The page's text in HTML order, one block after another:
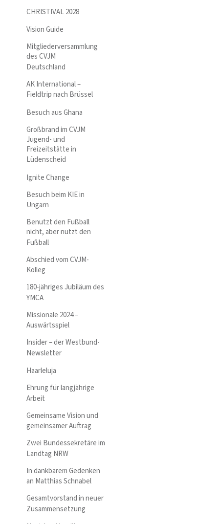
CHRISTIVAL 2028
Vision Guide
Mitgliederversammlung
des CVJM
Deutschland
AK International –
Fieldtrip nach Brüssel
Besuch aus Ghana
Großbrand im CVJM
Jugend- und
Freizeitstätte in
Lüdenscheid
Ignite Change
Besuch beim KIE in
Ungarn
Benutzt den Fußball
nicht, aber nutzt den
Fußball
Abschied vom CVJM-
Kolleg
180-jähriges Jubiläum des
YMCA
Missionale 2024 –
Auswärtsspiel
Insider – der Westbund-
Newsletter
Haarleluja
Ehrung für langjährige
Arbeit
Gemeinsame Vision und
gemeinsamer Auftrag
Zwei Bundessekretäre im
Landtag NRW
In dankbarem Gedenken
an Matthias Schnabel
Gesamtvorstand in neuer
Zusammensetzung